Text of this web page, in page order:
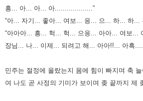
흥... 아... 아... 아...................”
“아... 자기... 좋아... 여보... 응... 으... 하... 하...
“아아아... 흥... 헉... 헉... 으응... 아아... 여보...
장님... 나... 이제... 되려고 해... 아아!!... 아흑
민주는 절정에 올랐는지 몸에 힘이 빠지며 축 늘
여 나도 곧 사정의 기미가 보이며 좆 끝까지 제